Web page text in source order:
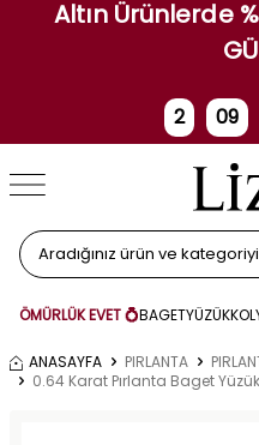
Altın Ürünlerde
2
Gün
09
Saat
ÖMÜRLÜK EVET 💍BAGETYÜZÜK
ANASAYFA PIRLANTA
0.64 Karat Pırlanta Baget Yüzük